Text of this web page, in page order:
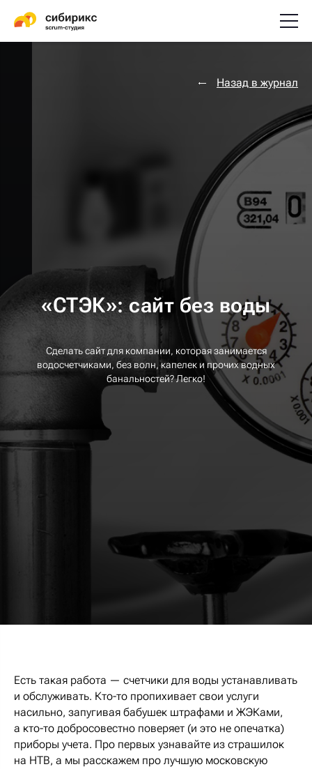
Назад в журнал
«СТЭК»: сайт без воды
Сделать сайт для компании, которая занимается
водосчетчиками, без волн, капелек и прочих водных
банальностей? Легко!
Есть такая работа — счетчики для воды устанавливать
и обслуживать. Кто-то пропихивает свои услуги
насильно, запугивая бабушек штрафами и ЖЭКами,
а кто-то добросовестно поверяет (и это не опечатка)
приборы учета. Про первых узнавайте из страшилок
на НТВ, а мы расскажем про лучшую московскую